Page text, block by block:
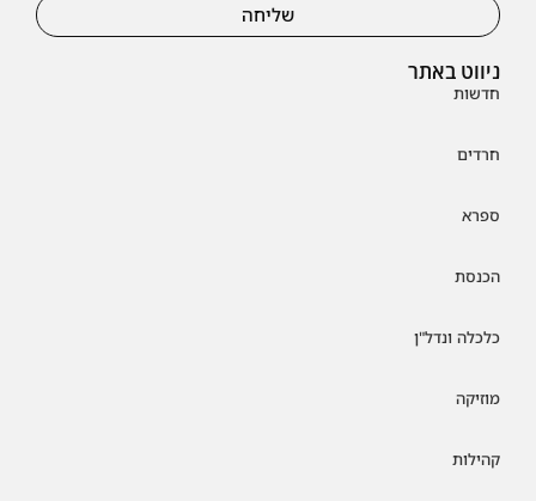
ניווט באתר
חדשות
חרדים
ספרא
הכנסת
כלכלה ונדל"ן
מוזיקה
קהילות
שליחה